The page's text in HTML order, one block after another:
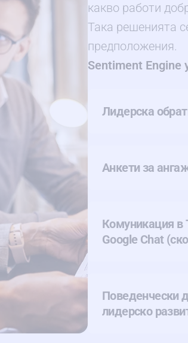
какво работи
Така решенията
предположения.
Sentiment Engine
Лидерска
Анкети за
Комуникация в
Google Chat
Поведенчески
лидерско